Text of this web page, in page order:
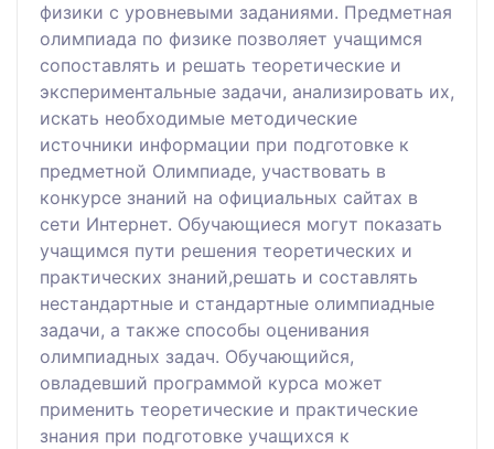
физики с уровневыми заданиями. Предметная
олимпиада по физике позволяет учащимся
сопоставлять и решать теоретические и
экспериментальные задачи, анализировать их,
искать необходимые методические
источники информации при подготовке к
предметной Олимпиаде, участвовать в
конкурсе знаний на официальных сайтах в
сети Интернет. Обучающиеся могут показать
учащимся пути решения теоретических и
практических знаний,решать и составлять
нестандартные и стандартные олимпиадные
задачи, а также способы оценивания
олимпиадных задач. Обучающийся,
овладевший программой курса может
применить теоретические и практические
знания при подготовке учащихся к